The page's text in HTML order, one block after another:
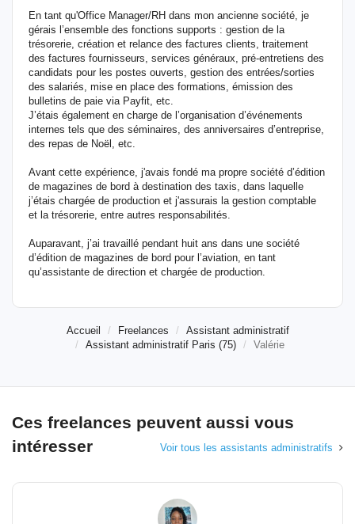
En tant qu'Office Manager/RH dans mon ancienne société, je
gérais l’ensemble des fonctions supports : gestion de la
trésorerie, création et relance des factures clients, traitement
des factures fournisseurs, services généraux, pré-entretiens des
candidats pour les postes ouverts, gestion des entrées/sorties
des salariés, mise en place des formations, émission des
bulletins de paie via Payfit, etc.
J’étais également en charge de l’organisation d’événements
internes tels que des séminaires, des anniversaires d’entreprise,
des repas de Noël, etc.
Avant cette expérience, j'avais fondé ma propre société d’édition
de magazines de bord à destination des taxis, dans laquelle
j’étais chargée de production et j'assurais la gestion comptable
et la trésorerie, entre autres responsabilités.
Auparavant, j’ai travaillé pendant huit ans dans une société
d’édition de magazines de bord pour l’aviation, en tant
qu’assistante de direction et chargée de production.
Accueil Freelances
Assistant administratif
Assistant administratif Paris (75)
Valérie
Ces freelances peuvent aussi vous
intéresser
Voir tous les assistants administratifs